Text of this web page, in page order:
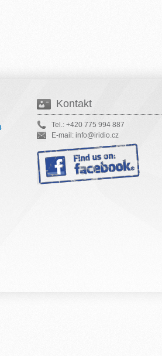
Kontakt
Tel.: +420 775 994 887
E-mail: info@iridio.cz